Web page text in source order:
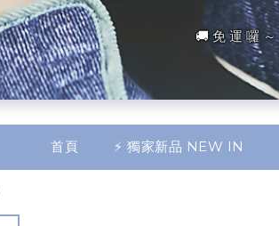
首頁 ⚡ 獨家新品 NEW IN